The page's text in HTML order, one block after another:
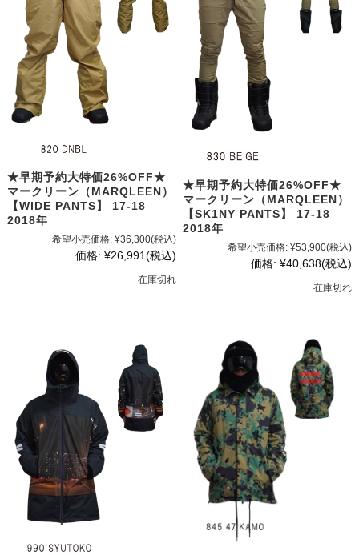
★早期予約大特価26%OFF★
マークリーン（MARQLEEN）
【WIDE PANTS】 17-18
2018年
希望小売価格: ¥36,300(税込)
価格: ¥26,991(税込)
在庫切れ
★早期予約大特価26%OFF★
マークリーン（MARQLEEN）
【SK1NY PANTS】 17-18
2018年
希望小売価格: ¥53,900(税込)
価格: ¥40,638(税込)
在庫切れ